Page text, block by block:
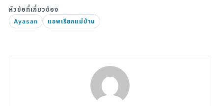
Ayasan แอพเรียกแม่บ้าน